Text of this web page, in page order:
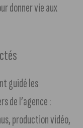
donner vie aux
guidé les
de l’agence :
production vidéo,